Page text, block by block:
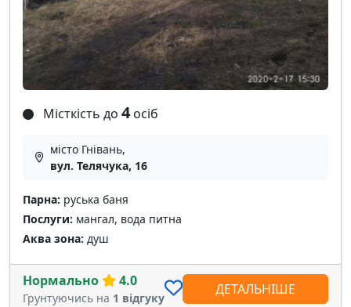
Місткість до 4 осіб
місто Гнівань,
вул. Телячука, 16
Парна: руська баня
Послуги: мангал, вода питна
Аква зона: душ
Нормально 4.0
Грунтуючись на 1 відгуку
ДЕТАЛЬНІШЕ